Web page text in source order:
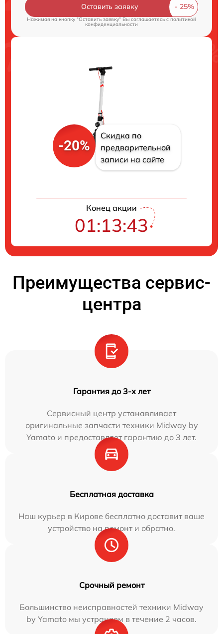
Оставить заявку
Нажимая на кнопку "Оставить заявку" Вы соглашаетесь c политикой
конфиденциальности
-20%
Скидка по
предварительной
записи на сайте
Конец акции
01:13:42
Преимущества сервис-
центра
Гарантия до 3-х лет
Сервисный центр устанавливает
оригинальные запчасти техники Midway by
Yamato и предоставляет гарантию до 3 лет.
Бесплатная доставка
Наш курьер в Кирове бесплатно доставит ваше
устройство на ремонт и обратно.
Срочный ремонт
Большинство неисправностей техники Midway
by Yamato мы устраняем в течение 2 часов.